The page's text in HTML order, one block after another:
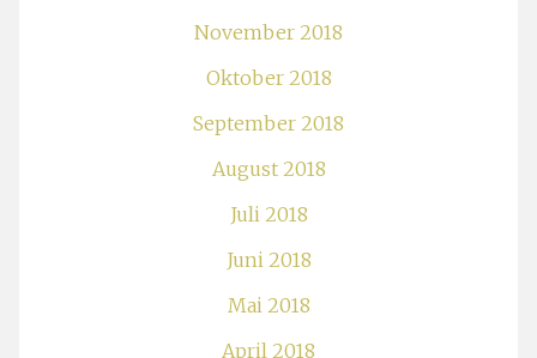
November 2018
Oktober 2018
September 2018
August 2018
Juli 2018
Juni 2018
Mai 2018
April 2018